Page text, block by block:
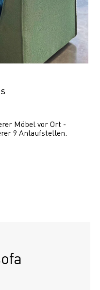
Möbel vor Ort -
9 Anlaufstellen.